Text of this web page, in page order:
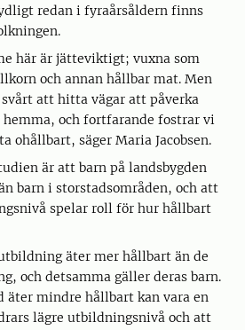
redan i fyraårsåldern finns
här är jätteviktigt; vuxna som
och annan hållbar mat. Men
att hitta vägar att påverka
och fortfarande fostrar vi
ohållbart, säger Maria Jacobsen.
är att barn på landsbygden
barn i storstadsområden, och att
spelar roll för hur hållbart
äter mer hållbart än de
och detsamma gäller deras barn.
äter mindre hållbart kan vara en
lägre utbildningsnivå och att